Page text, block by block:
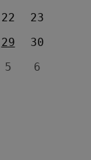
22
23
29
30
5 6